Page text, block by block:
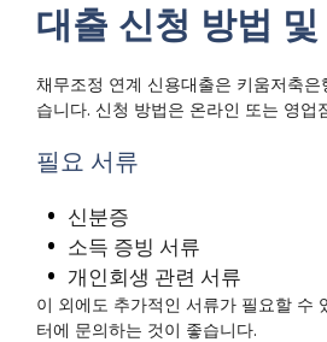
대출 신청 방법
채무조정 연계 신용대출은 키움저축
습니다. 신청 방법은 온라인 또는 영업
필요 서류
신분증
소득 증빙 서류
개인회생 관련 서류
이 외에도 추가적인 서류가 필요할 수
터에 문의하는 것이 좋습니다.